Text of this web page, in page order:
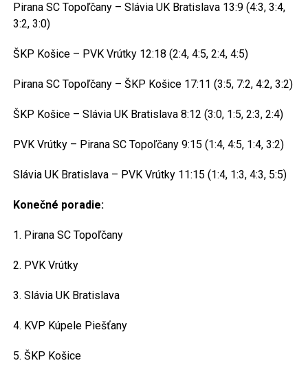
Pirana SC Topoľčany – Slávia UK Bratislava 13:9 (4:3, 3:4,
3:2, 3:0)
ŠKP Košice – PVK Vrútky 12:18 (2:4, 4:5, 2:4, 4:5)
Pirana SC Topoľčany – ŠKP Košice 17:11 (3:5, 7:2, 4:2, 3:2)
ŠKP Košice – Slávia UK Bratislava 8:12 (3:0, 1:5, 2:3, 2:4)
PVK Vrútky – Pirana SC Topoľčany 9:15 (1:4, 4:5, 1:4, 3:2)
Slávia UK Bratislava – PVK Vrútky 11:15 (1:4, 1:3, 4:3, 5:5)
Konečné poradie:
1. Pirana SC Topoľčany
2. PVK Vrútky
3. Slávia UK Bratislava
4. KVP Kúpele Piešťany
5. ŠKP Košice